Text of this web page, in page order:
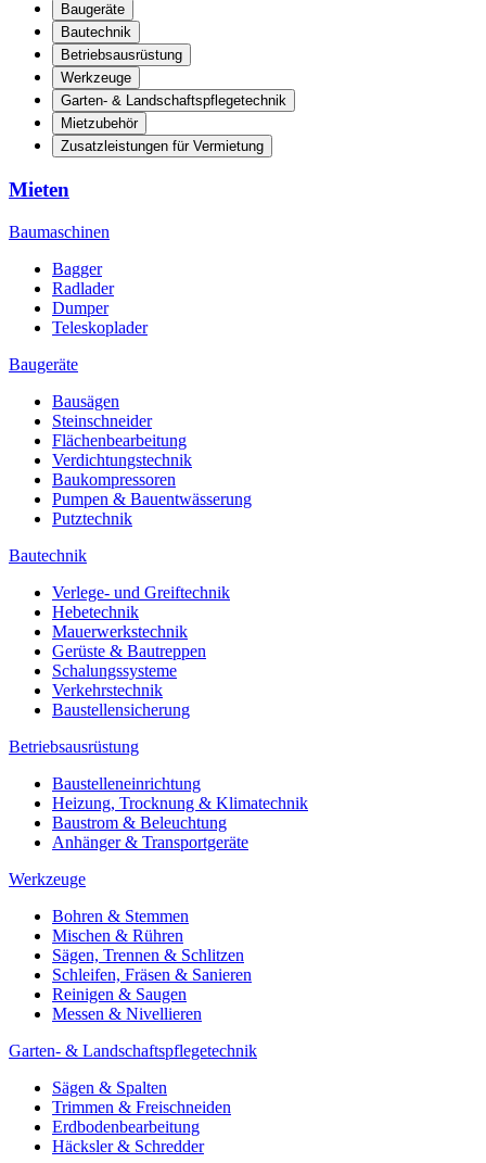
Baugeräte
Bautechnik
Betriebsausrüstung
Werkzeuge
Garten- & Landschaftspflegetechnik
Mietzubehör
Zusatzleistungen für Vermietung
Mieten
Baumaschinen
Bagger
Radlader
Dumper
Teleskoplader
Baugeräte
Bausägen
Steinschneider
Flächenbearbeitung
Verdichtungstechnik
Baukompressoren
Pumpen & Bauentwässerung
Putztechnik
Bautechnik
Verlege- und Greiftechnik
Hebetechnik
Mauerwerkstechnik
Gerüste & Bautreppen
Schalungssysteme
Verkehrstechnik
Baustellensicherung
Betriebsausrüstung
Baustelleneinrichtung
Heizung, Trocknung & Klimatechnik
Baustrom & Beleuchtung
Anhänger & Transportgeräte
Werkzeuge
Bohren & Stemmen
Mischen & Rühren
Sägen, Trennen & Schlitzen
Schleifen, Fräsen & Sanieren
Reinigen & Saugen
Messen & Nivellieren
Garten- & Landschaftspflegetechnik
Sägen & Spalten
Trimmen & Freischneiden
Erdbodenbearbeitung
Häcksler & Schredder